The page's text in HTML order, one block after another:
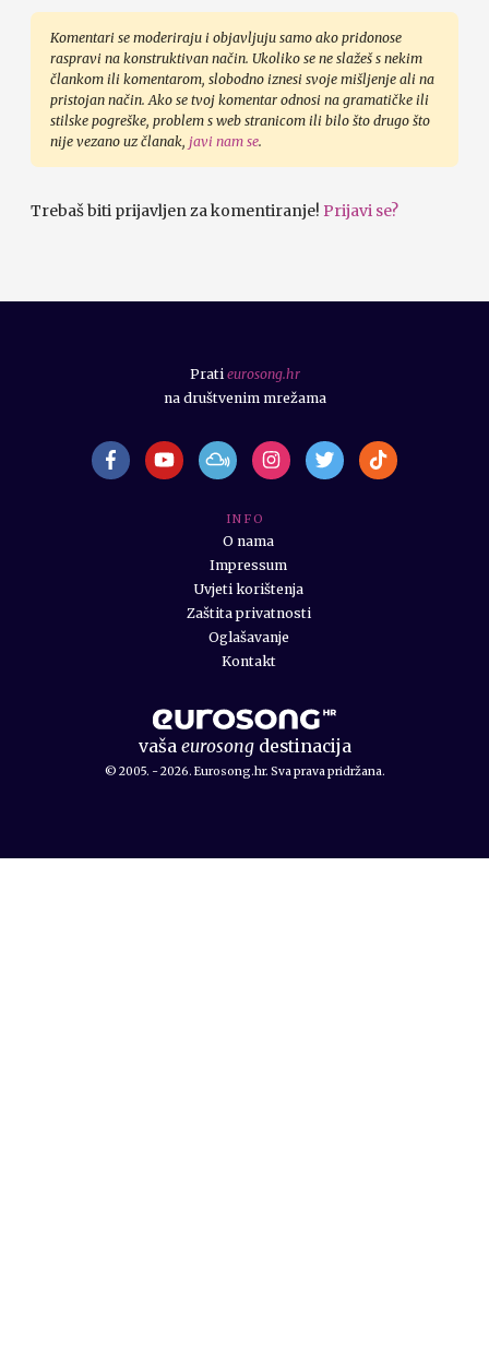
Komentari se moderiraju i objavljuju samo ako pridonose
raspravi na konstruktivan način. Ukoliko se ne slažeš s nekim
člankom ili komentarom, slobodno iznesi svoje mišljenje ali na
pristojan način. Ako se tvoj komentar odnosi na gramatičke ili
stilske pogreške, problem s web stranicom ili bilo što drugo što
nije vezano uz članak, javi nam se.
Trebaš biti prijavljen za komentiranje! Prijavi se?
vaša eurosongdestinacija
© 2005. - 2026. Eurosong.hr. Sva prava pridržana.
I N F O
O nama
Impressum
Uvjeti korištenja
Zaštita privatnosti
Oglašavanje
Kontakt
Prati eurosong.hr
na društvenim mrežama